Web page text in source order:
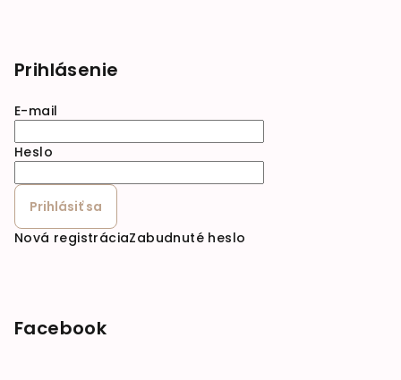
Prihlásenie
E-mail
Heslo
Prihlásiť sa
Nová registráciaZabudnuté heslo
Facebook